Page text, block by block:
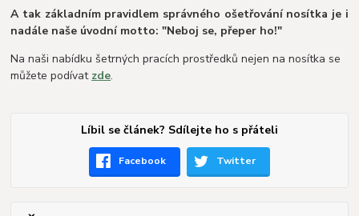
A tak základním pravidlem správného ošetřování nosítka je i
nadále naše úvodní motto: "Neboj se, přeper ho!"
Na naši nabídku šetrných pracích prostředků nejen na nosítka se
můžete podívat zde.
Líbil se článek? Sdílejte ho s přáteli
Facebook Twitter